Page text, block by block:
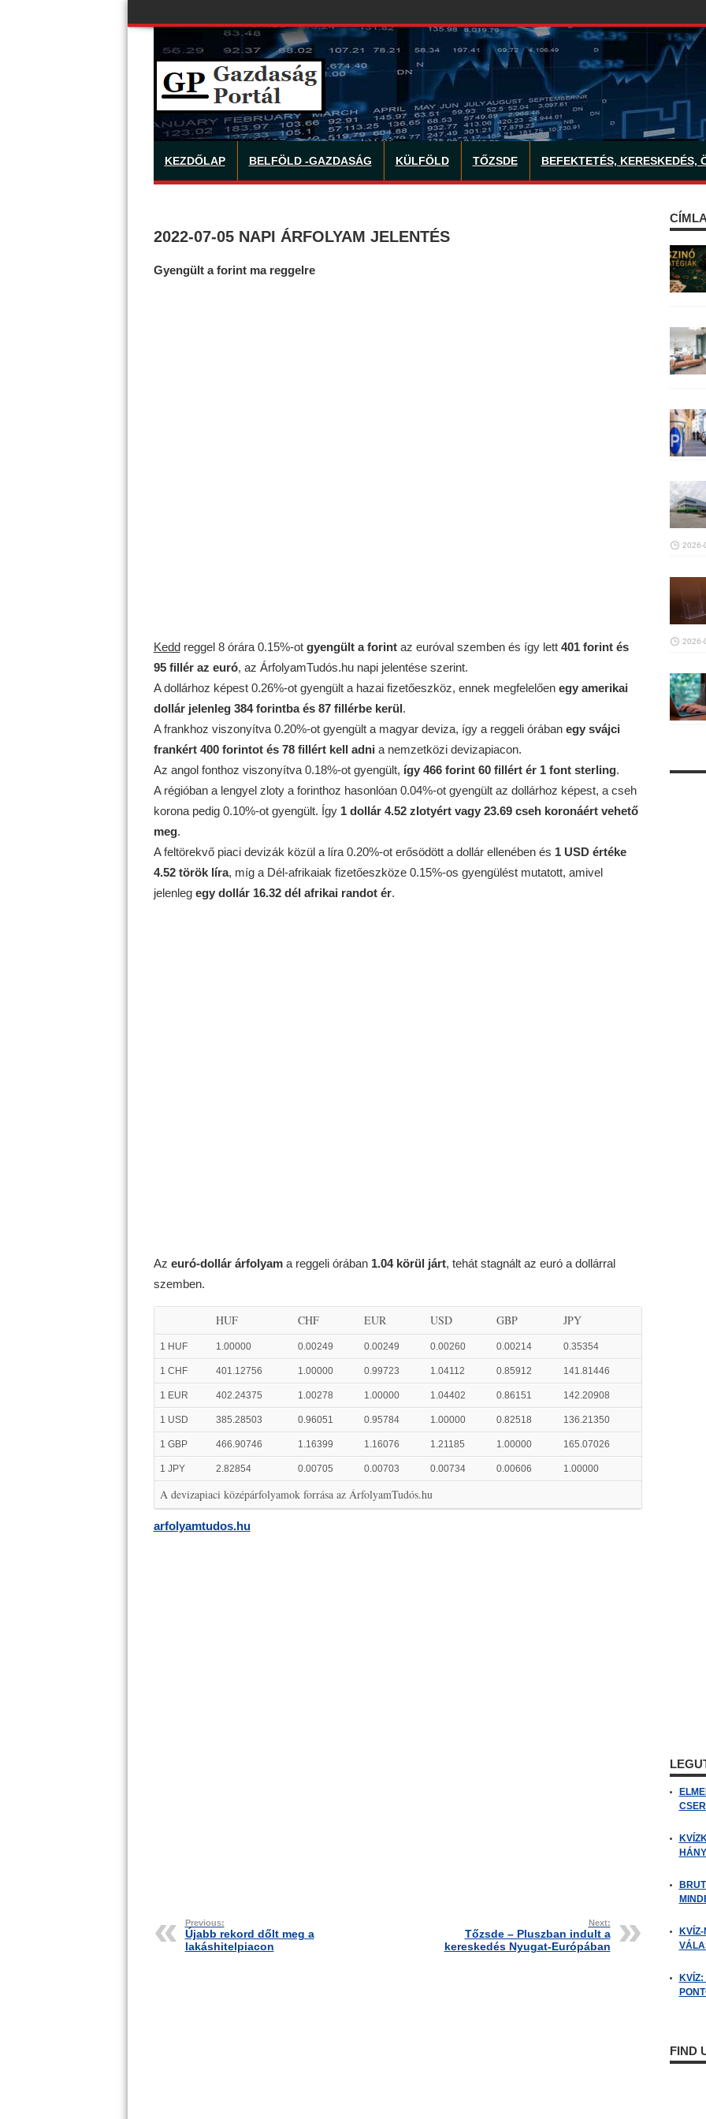
KEZDŐLAP BELFÖLD -GAZDASÁG KÜLFÖLD TŐZSDE BEFEKTETÉS, KERESKEDÉS,
2022-07-05 NAPI ÁRFOLYAM JELENTÉS
Gyengült a forint ma reggelre
Keddreggel 8 órára 0.15%-ot gyengült a forintaz euróval szemben és így lett 401 forint és
95 fillér az euró, az ÁrfolyamTudós.hu napi jelentése szerint.
A dollárhoz képest 0.26%-ot gyengült a hazai fizetőeszköz, ennek megfelelően egy amerikai
dollár jelenleg 384 forintba és 87 fillérbe kerül.
A frankhoz viszonyítva 0.20%-ot gyengült a magyar deviza, így a reggeli órában egy svájci
frankért 400 forintot és 78 fillért kell adni a nemzetközi devizapiacon.
Az angol fonthoz viszonyítva 0.18%-ot gyengült, így 466 forint 60 fillért ér 1 font sterling.
A régióban a lengyel zloty a forinthoz hasonlóan 0.04%-ot gyengült az dollárhoz képest, a cseh
korona pedig 0.10%-ot gyengült. Így 1 dollár 4.52 zlotyért vagy 23.69 cseh koronáért vehető
meg.
A feltörekvő piaci devizák közül a líra 0.20%-ot erősödött a dollár ellenében és 1 USD értéke
4.52 török líra, míg a Dél-afrikaiak fizetőeszköze 0.15%-os gyengülést mutatott, amivel
jelenleg egy dollár 16.32 dél afrikai randot ér.
Az euró-dollár árfolyama reggeli órában 1.04 körül járt, tehát stagnált az euró a dollárral
szemben.
HUF CHF EUR USD GBP JPY
1 HUF 1.00000 0.00249 0.00249 0.00260 0.00214 0.35354
1 CHF 401.12756 1.00000 0.99723 1.04112 0.85912 141.81446
1 EUR 402.24375 1.00278 1.00000 1.04402 0.86151 142.20908
1 USD 385.28503 0.96051 0.95784 1.00000 0.82518 136.21350
1 GBP 466.90746 1.16399 1.16076 1.21185 1.00000 165.07026
1 JPY 2.82854 0.00705 0.00703 0.00734 0.00606 1.00000
A devizapiaci középárfolyamok forrása az ÁrfolyamTudós.hu
arfolyamtudos.hu
Previous:
Újabb rekord dőlt meg a
lakáshitelpiacon
Next:
Tőzsde – Pluszban indult a
kereskedés Nyugat-Európában
2026-
2026-
FIND